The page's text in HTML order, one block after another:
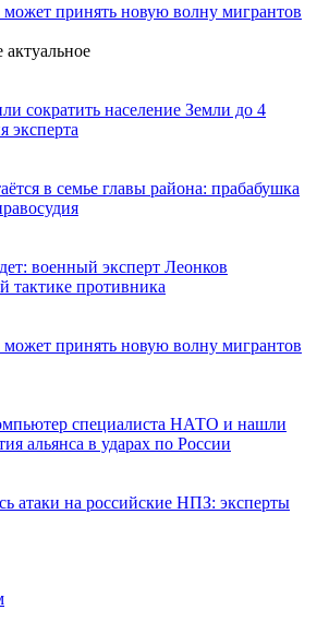
может принять новую волну мигрантов
актуальное
сократить население Земли до 4
эксперта
в семье главы района: прабабушка
военный эксперт Леонков
тактике противника
может принять новую волну мигрантов
специалиста НАТО и нашли
альянса в ударах по России
атаки на российские НПЗ: эксперты